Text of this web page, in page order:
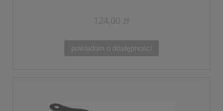
124,00 zł
powiadom o dostępności